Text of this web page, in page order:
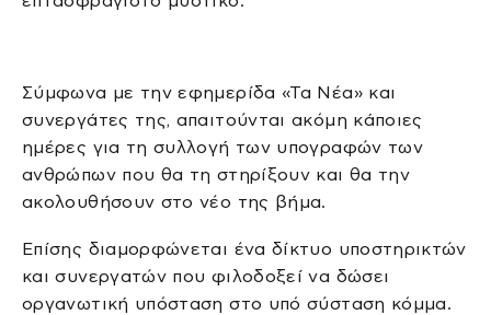
Σύμφωνα με την εφημερίδα «Τα Νέα» και
συνεργάτες της, απαιτούνται ακόμη κάποιες
ημέρες για τη συλλογή των υπογραφών των
ανθρώπων που θα τη στηρίξουν και θα την
ακολουθήσουν στο νέο της βήμα.
Επίσης διαμορφώνεται ένα δίκτυο υποστηρικτών
και συνεργατών που φιλοδοξεί να δώσει
οργανωτική υπόσταση στο υπό σύσταση κόμμα.